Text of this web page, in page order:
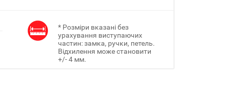
* Розміри вказані без
урахування виступаючих
частин: замка, ручки, петель.
Відхилення може становити
+/- 4 мм.